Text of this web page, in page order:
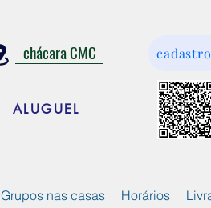
chácara CMC
ALUGUEL
Grupos nas casas Horários